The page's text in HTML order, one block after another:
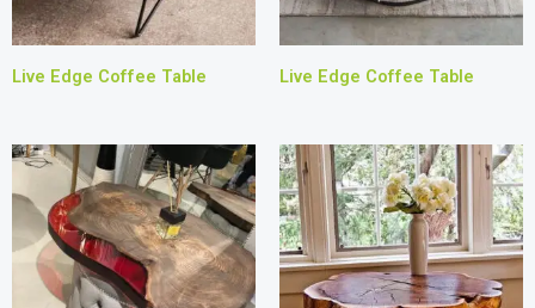
Live Edge Coffee Table Live Edge Coffee Table